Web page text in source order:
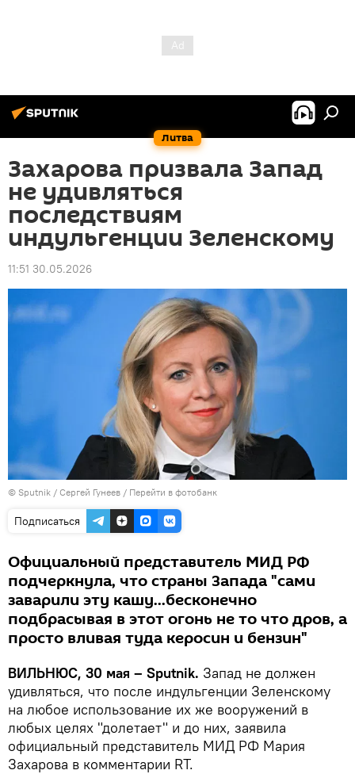
Литва
Захарова призвала Запад
не удивляться
последствиям
индульгенции Зеленскому
11:51 30.05.2026
© Sputnik / Сергей Гунеев / Перейти в фотобанк
Подписаться
Официальный представитель МИД РФ
подчеркнула, что страны Запада "сами
заварили эту кашу...бесконечно
подбрасывая в этот огонь не то что дров, а
просто вливая туда керосин и бензин"
ВИЛЬНЮС, 30 мая – Sputnik. Запад не должен
удивляться, что после индульгенции Зеленскому
на любое использование их же вооружений в
любых целях "долетает" и до них, заявила
официальный представитель МИД РФ Мария
Захарова в комментарии RT.